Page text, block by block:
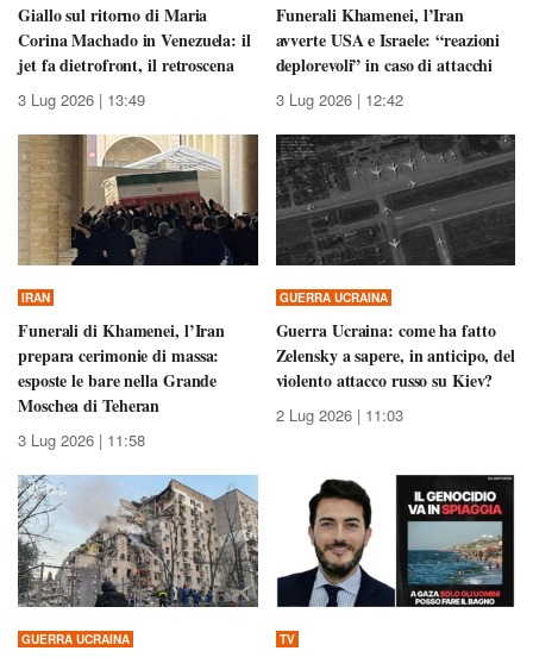
Giallo sul ritorno di Maria
Corina Machado in Venezuela: il
jet fa dietrofront, il retroscena
3 Lug 2026 | 13:49
Funerali Khamenei, l’Iran
avverte USA e Israele: “reazioni
deplorevoli” in caso di attacchi
3 Lug 2026 | 12:42
IRAN
Funerali di Khamenei, l’Iran
prepara cerimonie di massa:
esposte le bare nella Grande
Moschea di Teheran
3 Lug 2026 | 11:58
GUERRA UCRAINA
Guerra Ucraina: come ha fatto
Zelensky a sapere, in anticipo, del
violento attacco russo su Kiev?
2 Lug 2026 | 11:03
GUERRA UCRAINA TV